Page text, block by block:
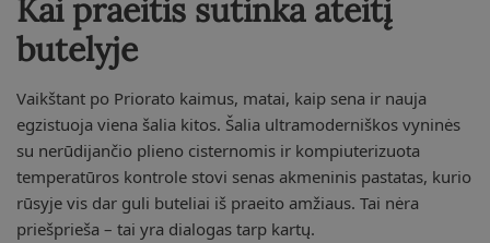
Kai praeitis sutinka ateitį
butelyje
Vaikštant po Priorato kaimus, matai, kaip sena ir nauja
egzistuoja viena šalia kitos. Šalia ultramoderniškos vyninės
su nerūdijančio plieno cisternomis ir kompiuterizuota
temperatūros kontrole stovi senas akmeninis pastatas, kurio
rūsyje vis dar guli buteliai iš praeito amžiaus. Tai nėra
priešprieša – tai yra dialogas tarp kartų.